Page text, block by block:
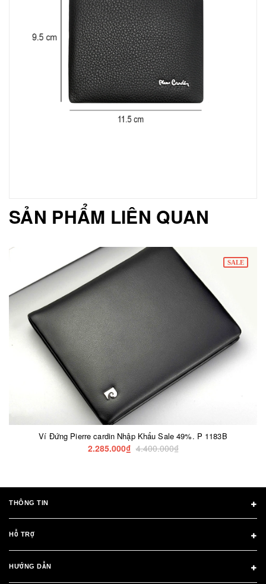
SẢN PHẨM LIÊN QUAN
SALE
Ví Đứng Pierre cardin Nhập Khẩu Sale 49%. P 1183B
2.285.000₫ 4.400.000₫
THÔNG TIN
HỖ TRỢ
HƯỚNG DẪN